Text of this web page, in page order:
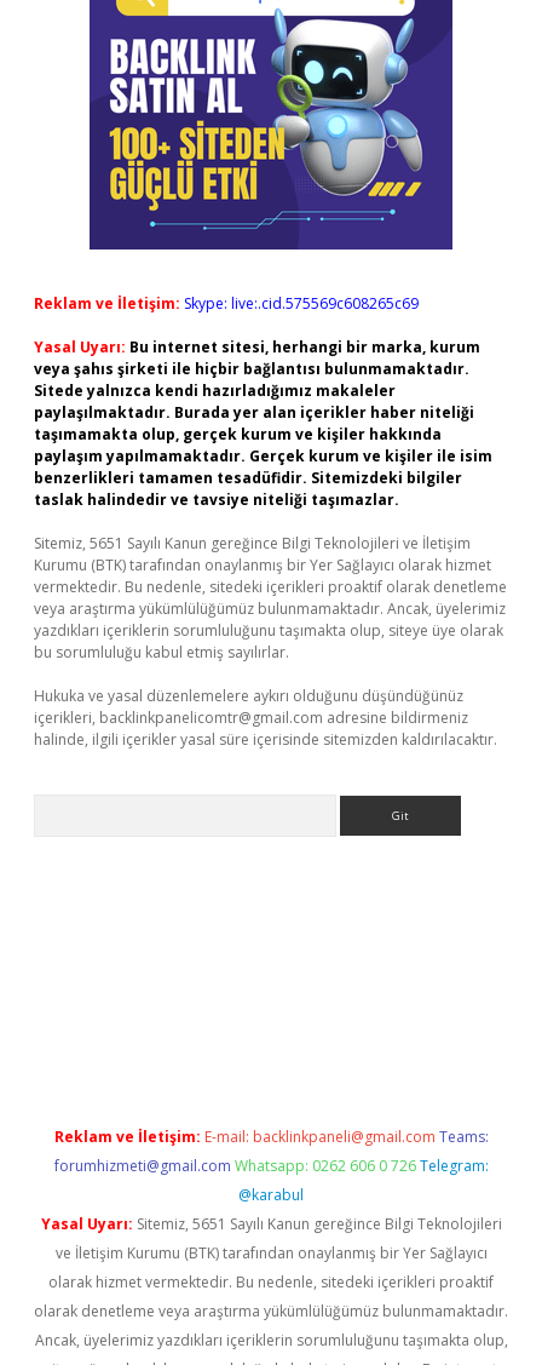
Reklam ve İletişim: Skype: live:.cid.575569c608265c69
Yasal Uyarı: Bu internet sitesi, herhangi bir marka, kurum
veya şahıs şirketi ile hiçbir bağlantısı bulunmamaktadır.
Sitede yalnızca kendi hazırladığımız makaleler
paylaşılmaktadır. Burada yer alan içerikler haber niteliği
taşımamakta olup, gerçek kurum ve kişiler hakkında
paylaşım yapılmamaktadır. Gerçek kurum ve kişiler ile isim
benzerlikleri tamamen tesadüfidir. Sitemizdeki bilgiler
taslak halindedir ve tavsiye niteliği taşımazlar.
Sitemiz, 5651 Sayılı Kanun gereğince Bilgi Teknolojileri ve İletişim
Kurumu (BTK) tarafından onaylanmış bir Yer Sağlayıcı olarak hizmet
vermektedir. Bu nedenle, sitedeki içerikleri proaktif olarak denetleme
veya araştırma yükümlülüğümüz bulunmamaktadır. Ancak, üyelerimiz
yazdıkları içeriklerin sorumluluğunu taşımakta olup, siteye üye olarak
bu sorumluluğu kabul etmiş sayılırlar.
Hukuka ve yasal düzenlemelere aykırı olduğunu düşündüğünüz
içerikleri, backlinkpanelicomtr@gmail.com adresine bildirmeniz
halinde, ilgili içerikler yasal süre içerisinde sitemizden kaldırılacaktır.
Reklam ve İletişim: E-mail: backlinkpaneli@gmail.com Teams:
forumhizmeti@gmail.com Whatsapp: 0262 606 0 726 Telegram:
@karabul
Yasal Uyarı: Sitemiz, 5651 Sayılı Kanun gereğince Bilgi Teknolojileri
ve İletişim Kurumu (BTK) tarafından onaylanmış bir Yer Sağlayıcı
olarak hizmet vermektedir. Bu nedenle, sitedeki içerikleri proaktif
olarak denetleme veya araştırma yükümlülüğümüz bulunmamaktadır.
Ancak, üyelerimiz yazdıkları içeriklerin sorumluluğunu taşımakta olup,